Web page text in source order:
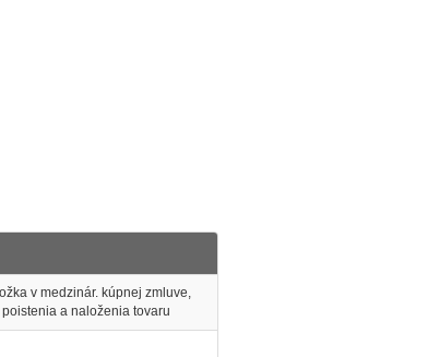
v medzinár. kúpnej zmluve,
a naloženia tovaru